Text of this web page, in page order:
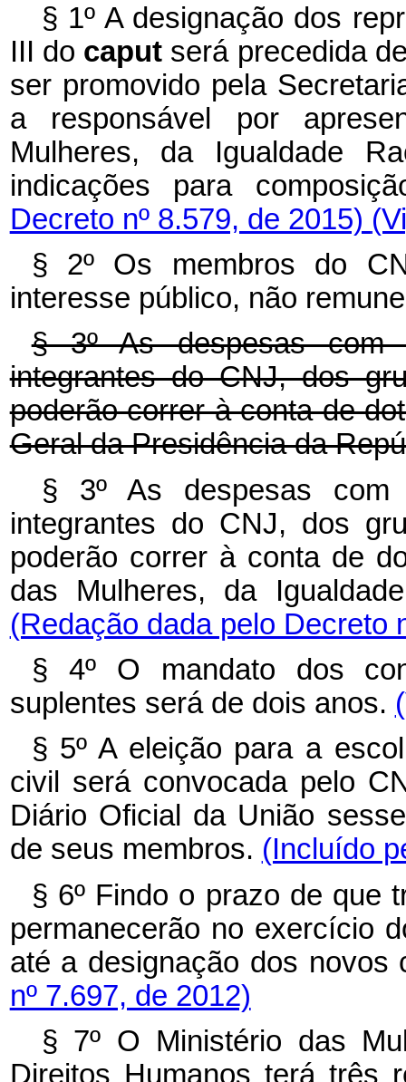
§ 1º A designação dos
III do caput será precedida
ser promovido pela
a responsável por
Mulheres, da Igualdade
indicações para
Decreto nº 8.579, de 2015)
§ 2º Os membros do
interesse público, não
§ 3º As despesas com
integrantes do CNJ, dos
poderão correr à conta de
Geral da Presidência da
§ 3º As despesas com
integrantes do CNJ, dos
poderão correr à conta de
das Mulheres, da
(Redação dada pelo Decreto
§ 4º O mandato dos
suplentes será de dois anos.
§ 5º A eleição para a
civil será convocada pelo
Diário Oficial da União
de seus membros. (Incluído
§ 6º Findo o prazo de que
permanecerão no exercício
até a designação dos novos
nº 7.697, de 2012)
§ 7º O Ministério das
Direitos Humanos terá três